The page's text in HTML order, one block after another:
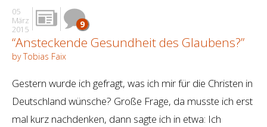
05
März
2015
9
“Ansteckende Gesundheit des Glaubens?”
by Tobias Faix
Gestern wurde ich gefragt, was ich mir für die Christen in
Deutschland wünsche? Große Frage, da musste ich erst
mal kurz nachdenken, dann sagte ich in etwa: Ich